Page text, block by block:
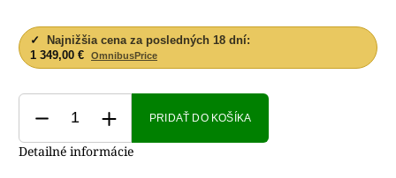
✓
Najnižšia cena za posledných 18 dní:
1 349,00 €
OmnibusPrice
PRIDAŤ DO KOŠÍKA
Detailné informácie